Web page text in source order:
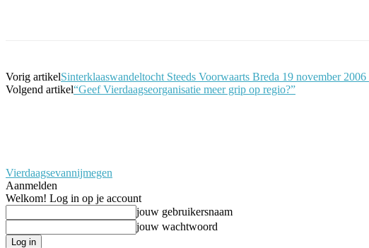
Vorig artikelSinterklaaswandeltocht Steeds Voorwaarts Breda 19 november
Volgend artikel“Geef Vierdaagseorganisatie meer grip op regio?”
Vierdaagsevannijmegen
Aanmelden
Welkom! Log in op je account
jouw gebruikersnaam
jouw wachtwoord